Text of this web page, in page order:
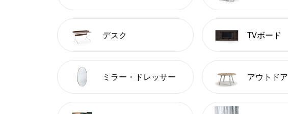
デスク TVボード
ミラー・ドレッサー アウトドア